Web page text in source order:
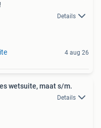
Details
4 aug 26
wetsuite, maat s/m.
Details